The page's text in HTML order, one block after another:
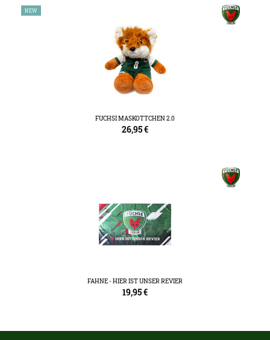
NEW
FUCHSI MASKOTTCHEN 2.0
26,95€
FAHNE - HIER IST UNSER REVIER
19,95€